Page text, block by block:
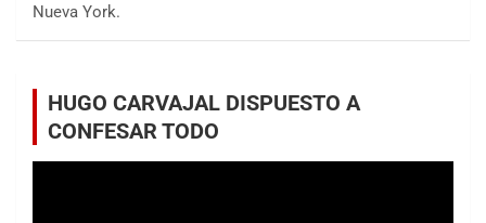
Nueva York.
HUGO CARVAJAL DISPUESTO A
CONFESAR TODO